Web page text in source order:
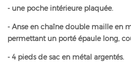
- une poche intérieure plaquée.
- Anse en chaîne double maille en
permettant un porté épaule long,
- 4 pieds de sac en métal argentés.